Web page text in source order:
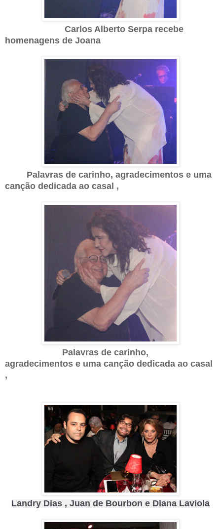
Carlos Alberto Serpa recebe
homenagens de Joana
Palavras de carinho, agradecimentos e uma
canção dedicada ao casal ,
Palavras de carinho,
agradecimentos e uma canção dedicada ao casal
,
Landry Dias , Juan de Bourbon e Diana Laviola